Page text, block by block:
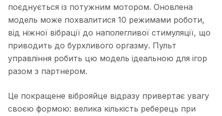
поєднується із потужним мотором. Оновлена ​​
модель може похвалитися 10 режимами роботи,
від ніжної вібрації до наполегливої ​​стимуляції, що
приводить до бурхливого оргазму. Пульт
управління робить цю модель ідеальною для ігор
разом з партнером.
Це покращене віброяйце відразу привертає увагу
своєю формою: велика кількість реберець при